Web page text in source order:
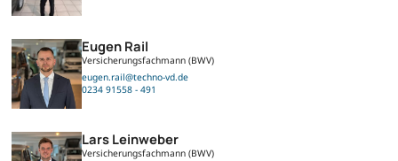
Eugen Rail
Versicherungsfachmann (BWV)
eugen.rail@techno-vd.de
0234 91558 - 491
Lars Leinweber
Versicherungsfachmann (BWV)